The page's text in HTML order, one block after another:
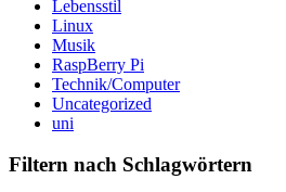
Lebensstil
Linux
Musik
RaspBerry Pi
Technik/Computer
Uncategorized
uni
Filtern nach Schlagwörtern